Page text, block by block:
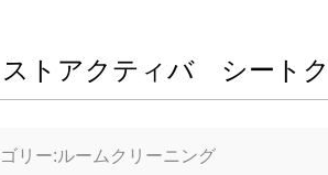
トアクティバ シート
リー:ルームクリーニング